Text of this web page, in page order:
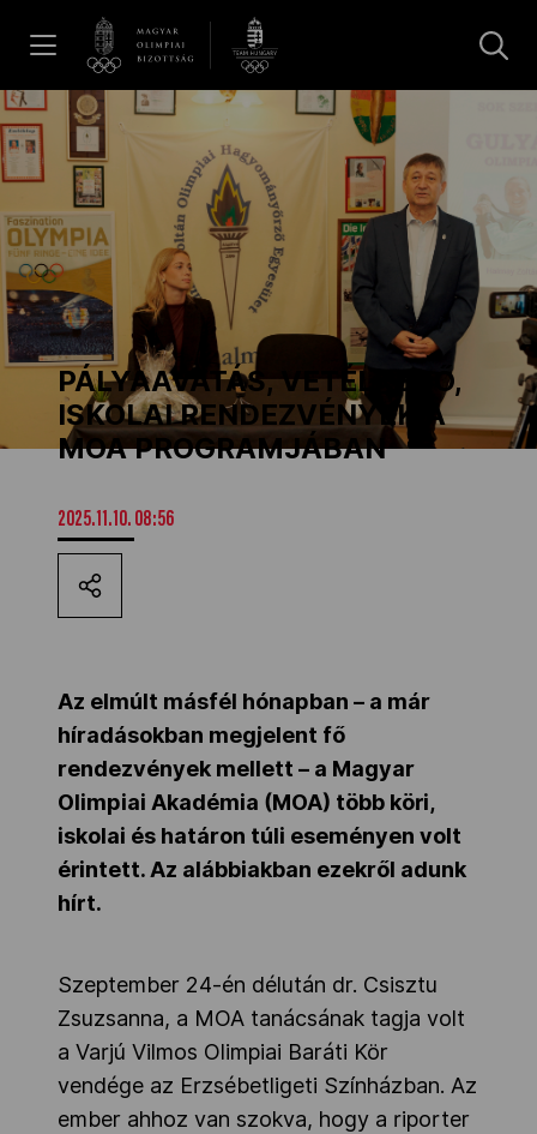
Hírek
Galéria
Dakar 2026
Los Angeles 2028
Kettőskarrier-program
Társszervezetek
OVEP
PÁLYAAVATÁS, VETÉLKEDŐ,
ISKOLAI RENDEZVÉNYEK A
MOA PROGRAMJÁBAN
2025.11.10. 08:56
Az elmúlt másfél hónapban – a már
híradásokban megjelent fő
rendezvények mellett – a Magyar
Olimpiai Akadémia (MOA) több köri,
iskolai és határon túli eseményen volt
érintett. Az alábbiakban ezekről adunk
hírt.
Szeptember 24-én délután dr. Csisztu
Zsuzsanna, a MOA tanácsának tagja volt
a Varjú Vilmos Olimpiai Baráti Kör
vendége az Erzsébetligeti Színházban. Az
ember ahhoz van szokva, hogy a riporter